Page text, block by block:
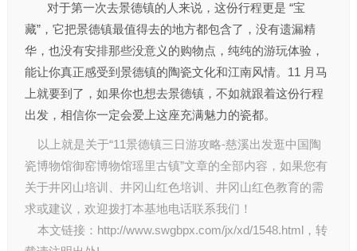
对于第一次去景德镇的人来说，这份行程更是 “宝
藏”，它把景德镇最值得去的地方都包含了，没有遗漏精
华，也没有安排那些没意义的购物点，纯纯的游玩体验，
能让你真正感受到景德镇的陶瓷文化和江南风情。11 月马
上就要到了，如果你也想去景德镇，不如就跟着这份行程
出发，相信你一定会爱上这座充满魅力的瓷都。
以上就是关于“11景德镇三日游攻略-慈溪出发逛中国陶
瓷博物馆御窑博物馆瑶里古镇”文章的全部内容，如果您有
关于井冈山培训 井冈山红色培训 井冈山红色教育的需
求或建议，欢迎拨打本基地电话联系我们！
本文链接： http://www.swgbpx.com/jx/xd/1548.html，转